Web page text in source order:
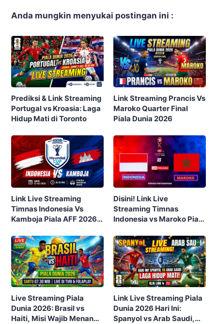
Anda mungkin menyukai postingan ini :
Prediksi & Link Streaming
Portugal vs Kroasia: Laga
Hidup Mati di Toronto
Link Streaming Prancis Vs
Maroko Quarter Final
Piala Dunia 2026
Link Live Streaming
Timnas Indonesia Vs
Kamboja Piala AFF 2026,
Disini! Link Live
Streaming Timnas
Indonesia vs Maroko Piala
Gratis
Live Streaming Piala
Dunia 2026: Brasil vs
Haiti, Misi Wajib Menang
Link Live Streaming Piala
Dunia 2026 Hari Ini:
Spanyol vs Arab Saudi,